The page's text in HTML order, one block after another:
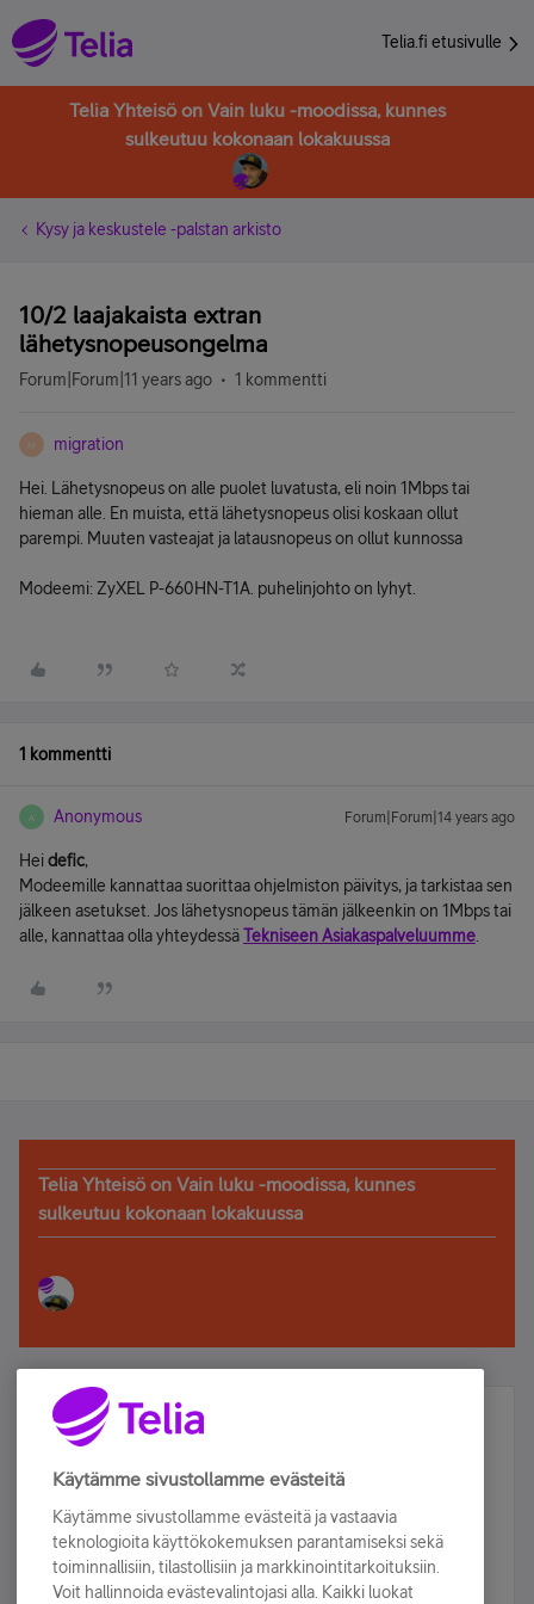
Telia.fi etusivulle
Telia Yhteisö on Vain luku -moodissa, kunnes
sulkeutuu kokonaan lokakuussa
Kysy ja keskustele -palstan arkisto
10/2 laajakaista extran
lähetysnopeusongelma
Forum|Forum|11 years ago 1 kommentti
M migration
Hei. Lähetysnopeus on alle puolet luvatusta, eli noin 1Mbps tai
hieman alle. En muista, että lähetysnopeus olisi koskaan ollut
parempi. Muuten vasteajat ja latausnopeus on ollut kunnossa
Modeemi: ZyXEL P-660HN-T1A. puhelinjohto on lyhyt.
1 kommentti
A Anonymous Forum|Forum|14 years ago
Heidefic,
Modeemille kannattaa suorittaa ohjelmiston päivitys, ja tarkistaa sen
jälkeen asetukset. Jos lähetysnopeus tämän jälkeenkin on 1Mbps tai
alle, kannattaa olla yhteydessäTekniseen Asiakaspalveluumme
Telia Yhteisö on Vain luku -moodissa, kunnes
sulkeutuu kokonaan lokakuussa
Älä jää paitsi – osallistu ja voita!
Tilaa Telian uutiskirje ja olet mukana arvonnassa.
sähköpostiisi.
Tilaa nyt
Käytämme sivustollamme evästeitä
Käytämme sivustollamme evästeitä ja vastaavia
teknologioita käyttökokemuksen parantamiseksi sekä
toiminnallisiin, tilastollisiin ja markkinointitarkoituksiin.
Voit hallinnoida evästevalintojasi alla. Kaikki luokat